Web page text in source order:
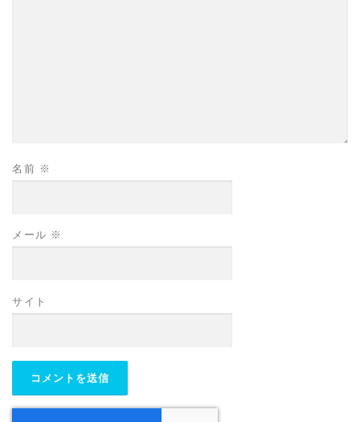
名前 ※
メール ※
サイト